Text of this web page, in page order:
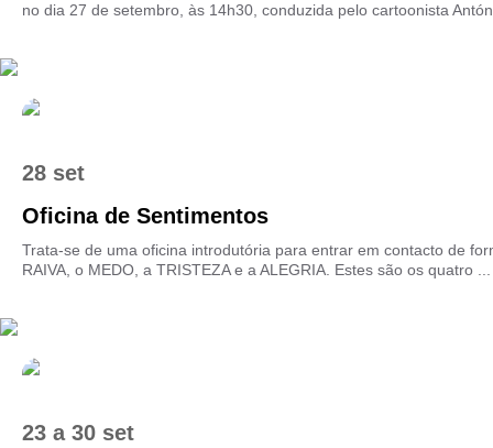
no dia 27 de setembro, às 14h30, conduzida pelo cartoonista
28 set
Oficina de Sentimentos
Trata-se de uma oficina introdutória para entrar em contacto de
RAIVA, o MEDO, a TRISTEZA e a ALEGRIA. Estes são os quatro ...
23 a30 set